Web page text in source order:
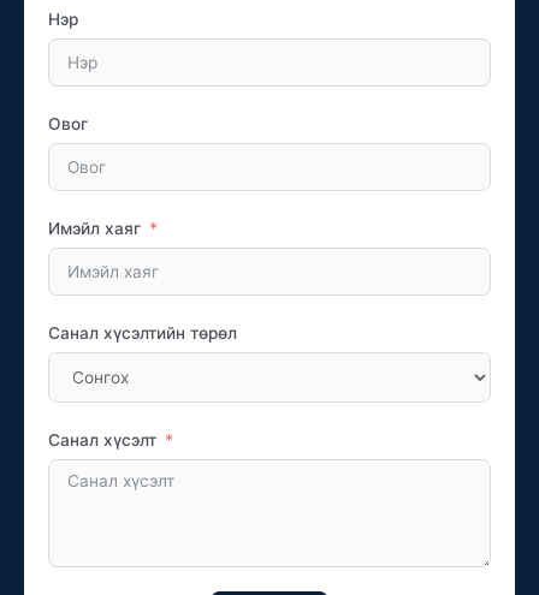
Нэр
Овог
Имэйл хаяг
Санал хүсэлтийн төрөл
Санал хүсэлт